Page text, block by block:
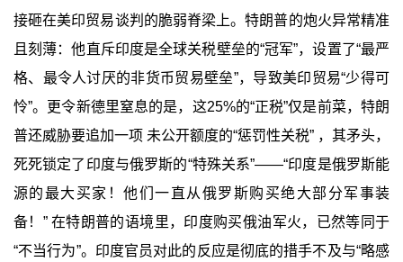
接砸在美印贸易谈判的脆弱脊梁上。特朗普的炮火异常精准
且刻薄：他直斥印度是全球关税壁垒的“冠军”，设置了“最严
格、最令人讨厌的非货币贸易壁垒”，导致美印贸易“少得可
怜”。更令新德里窒息的是，这25%的“正税”仅是前菜，特朗
普还威胁要追加一项 未公开额度的“惩罚性关税” ，其矛头，
死死锁定了印度与俄罗斯的“特殊关系”——“印度是俄罗斯能
源的最大买家！他们一直从俄罗斯购买绝大部分军事装
备！” 在特朗普的语境里，印度购买俄油军火，已然等同于
“不当行为”。印度官员对此的反应是彻底的措手不及与“略感